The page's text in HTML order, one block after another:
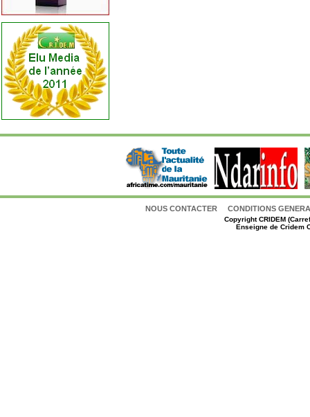
NOUS CONTACTER CONDITIONS
CopyrightCRIDEM
Enseigne de Cridem